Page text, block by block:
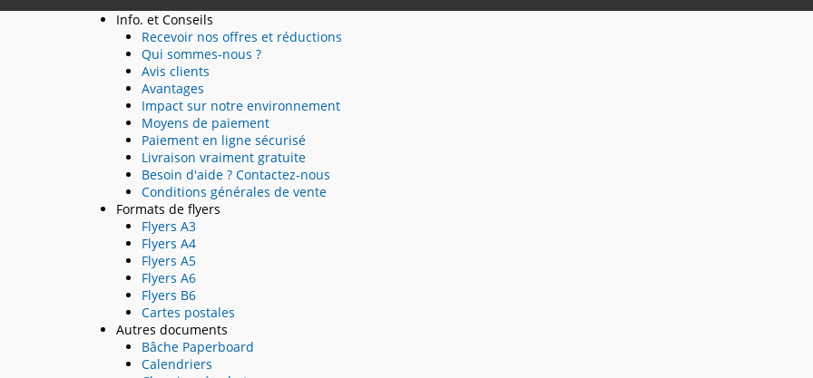
Info. et Conseils
Recevoir nos offres et réductions
Qui sommes-nous ?
Avis clients
Avantages
Impact sur notre environnement
Moyens de paiement
Paiement en ligne sécurisé
Livraison vraiment gratuite
Besoin d'aide ? Contactez-nous
Conditions générales de vente
Formats de flyers
Flyers A3
Flyers A4
Flyers A5
Flyers A6
Flyers B6
Cartes postales
Autres documents
Bâche Paperboard
Calendriers